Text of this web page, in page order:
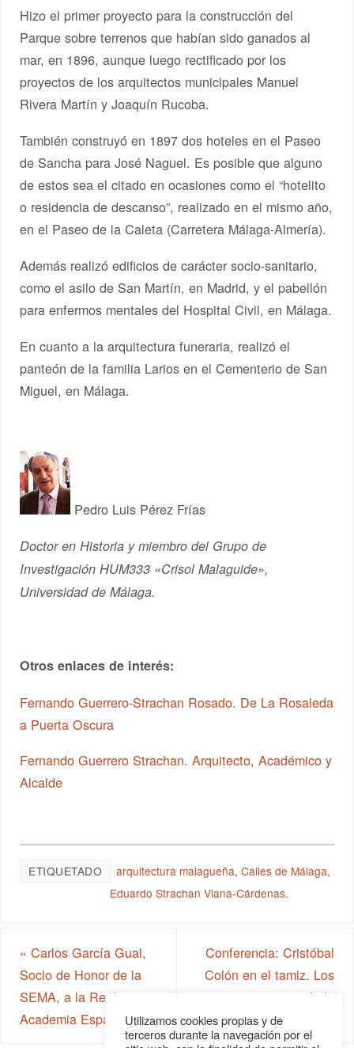
Hizo el primer proyecto para la construcción del
Parque sobre terrenos que habían sido ganados al
mar, en 1896, aunque luego rectificado por los
proyectos de los arquitectos municipales Manuel
Rivera Martín y Joaquín Rucoba.
También construyó en 1897 dos hoteles en el Paseo
de Sancha para José Naguel. Es posible que alguno
de estos sea el citado en ocasiones como el “hotelito
o residencia de descanso”, realizado en el mismo año,
en el Paseo de la Caleta (Carretera Málaga-Almería).
Además realizó edificios de carácter socio-sanitario,
como el asilo de San Martín, en Madrid, y el pabellón
para enfermos mentales del Hospital Civil, en Málaga.
En cuanto a la arquitectura funeraria, realizó el
panteón de la familia Larios en el Cementerio de San
Miguel, en Málaga.
Pedro Luis Pérez Frías
Doctor en Historia y miembro del Grupo de
Investigación HUM333 «Crisol Malaguide»,
Universidad de Málaga.
Otros enlaces de interés:
Fernando Guerrero-Strachan Rosado. De La Rosaleda
a Puerta Oscura
Fernando Guerrero Strachan. Arquitecto, Académico y
Alcalde
ETIQUETADO arquitectura malagueña,Calles de Málaga,
Eduardo Strachan Viana-Cárdenas.
« Carlos García Gual,
Socio de Honor de la
SEMA, a la Real
Academia Española
Conferencia: Cristóbal
Colón en el tamiz. Los
secretos que guarda la
tierra del Almirante
Utilizamos cookies propias y de
terceros durante la navegación por el